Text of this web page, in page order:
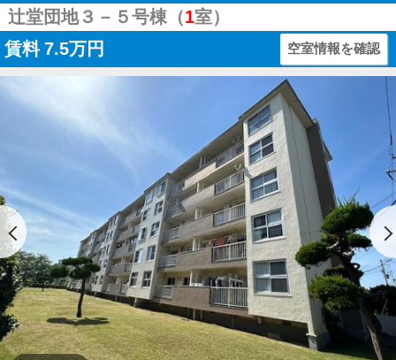
辻堂団地３－５号棟（1室）
賃料 7.5万円 空室情報を確認